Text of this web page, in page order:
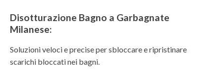
Disotturazione Bagno a Garbagnate
Milanese:
Soluzioni veloci e precise per sbloccare e ripristinare
scarichi bloccati nei bagni.